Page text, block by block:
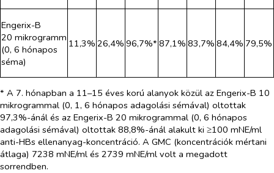
Engerix-B
20 mikrogramm
(0, 6 hónapos
séma)
11,3% 26,4% 96,7%* 87,1% 83,7% 84,4% 79,5%
* A 7. hónapban a 11–15 éves korú alanyok közül az Engerix-B 10
mikrogrammal (0, 1, 6 hónapos adagolási sémával) oltottak
97,3%-ánál és az Engerix-B 20 mikrogrammal (0, 6 hónapos
adagolási sémával) oltottak 88,8%-ánál alakult ki ≥100 mNE/ml
anti-HBs ellenanyag-koncentráció. A GMC (koncentrációk mértani
átlaga) 7238 mNE/ml és 2739 mNE/ml volt a megadott
sorrendben.